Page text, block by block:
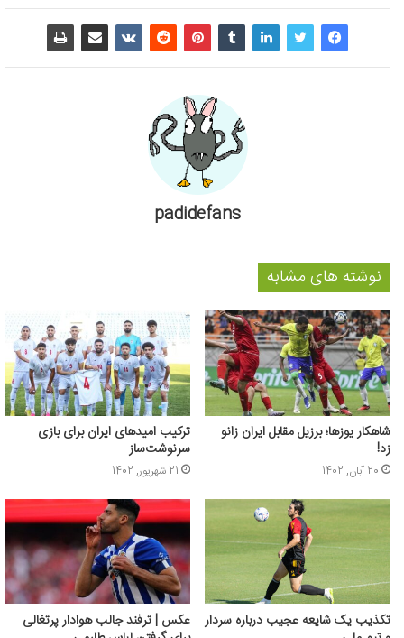
padidefans
نوشته های مشابه
شاهکار یوزها؛ برزیل مقابل ایران زانو
زد!
20 آبان, 1402
ترکیب امیدهای ایران برای بازی
سرنوشت‌ساز
21 شهریور, 1402
تکذیب یک شایعه عجیب درباره سردار عکس | ترفند جالب هوادار پرتغالی